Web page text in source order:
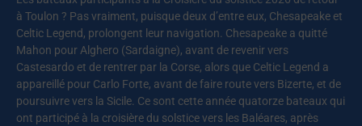
à Toulon ? Pas vraiment, puisque deux d’entre eux, Chesapeake et
Celtic Legend, prolongent leur navigation. Chesapeake a quitté
Mahon pour Alghero (Sardaigne), avant de revenir vers
Castesardo et de rentrer par la Corse, alors que Celtic Legend a
appareillé pour Carlo Forte, avant de faire route vers Bizerte, et de
poursuivre vers la Sicile. Ce sont cette année quatorze bateaux qui
ont participé à la croisière du solstice vers les Baléares, après